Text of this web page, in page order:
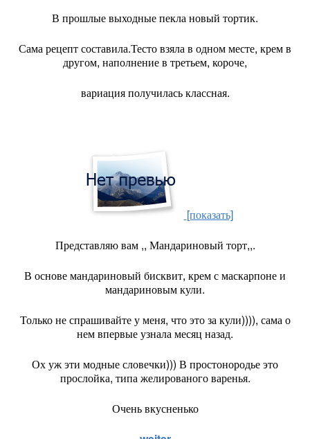
В прошлые выходные пекла новый тортик.
Сама рецепт составила.Тесто взяла в одном месте, крем в
другом, наполнение в третьем, короче,
вариация получилась классная.
[показать]
Представляю вам ,, Мандариновый торт,,.
В основе мандариновый бисквит, крем с маскарпоне и
мандариновым кули.
Только не спрашивайте у меня, что это за кули)))), сама о
нем впервые узнала месяц назад.
Ох уж эти модные словечки))) В простонородье это
прослойка, типа желированого варенья.
Очень вкусненько